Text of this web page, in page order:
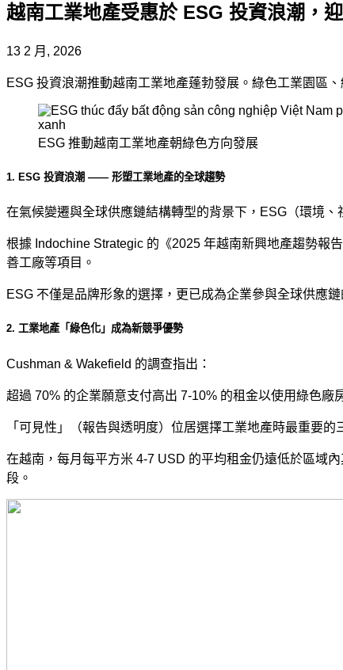
越南工業地產受惠於 ESG 投資浪潮，
13 2 月, 2026
ESG 投資浪潮推動越南工業地產蓬勃發展。綠色工業園區
ESG 推動越南工業地產朝綠色方向發展
1. ESG 投資浪潮 —— 形塑工業地產的全球趨勢
在氣候變遷與全球供應鏈結構轉型的背景下，ESG（環境
根據 Indochine Strategic 的《2025 年越南新興地產趨勢報
善工廠等項目。
ESG 不僅是品牌形象的選擇，更已成為企業參與全球供應
2. 工業地產「綠色化」成為新競爭優勢
Cushman & Wakefield 的調查指出：
超過 70% 的企業願意支付高出 7-10% 的租金以使用綠色廠
「可見性」（報告與透明度）位居選擇工業地產時最重要的
在越南，每月每平方米 4-7 USD 的平均租金仍遠低於區域
段。